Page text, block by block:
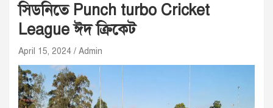
সিডনিতে Punch turbo Cricket
League ঈদ ক্রিকেট
April 15, 2024 Admin